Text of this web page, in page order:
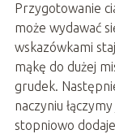
Przygotowanie
może wydawać
wskazówkami
mąkę do dużej
grudek.
naczyniu
stopniowo